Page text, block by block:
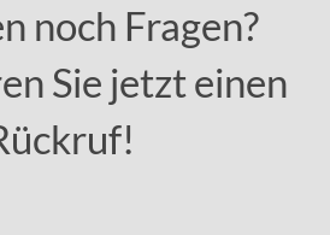
noch Fragen?
Sie jetzt einen